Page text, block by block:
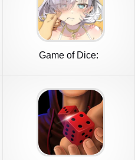
Game of Dice: